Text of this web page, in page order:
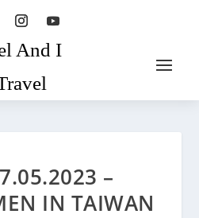
And I
–
IN TAIWAN